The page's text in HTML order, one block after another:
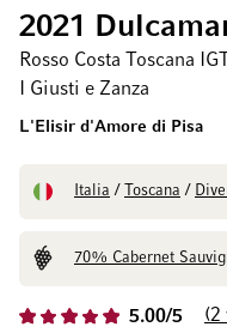
5.00/5 2
2021
Rosso Costa Toscana IGT
I Giusti e Zanza
L'Elisir d'Amore di Pisa
Italia / Toscana /
70% Cabernet